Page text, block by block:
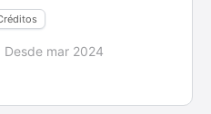
Desde mar 2024